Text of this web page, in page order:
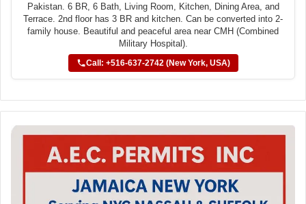
Pakistan. 6 BR, 6 Bath, Living Room, Kitchen, Dining Area, and
Terrace. 2nd floor has 3 BR and kitchen. Can be converted into 2-
family house. Beautiful and peaceful area near CMH (Combined
Military Hospital).
Call: +516-637-2742 (New York, USA)